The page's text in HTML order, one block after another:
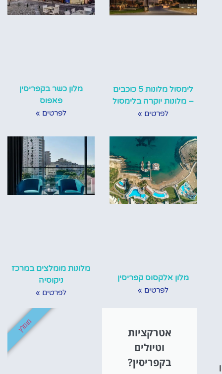
לימסול מלונות 5 כוכבים
– מלונות יוקרה בלימסול
לפרטים »
מלון כשר בקפריסין
פאפוס
לפרטים »
מלון אלקסוס קפריסין
לפרטים »
מלונות מומלצים במרכז
ניקוסיה
לפרטים »
אטרקציות
וטיולים
בקפריסין?
מומלץ